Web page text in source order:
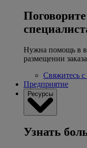
Нужна помощь в
размещении
Свяжитесь
Предприятие
Ресурсы
Узнать